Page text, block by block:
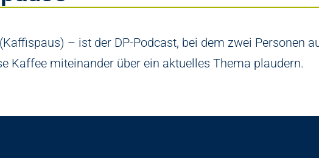
– ist der DP-Podcast, bei dem zwei Personen
Kaffee miteinander über ein aktuelles Thema plaudern.